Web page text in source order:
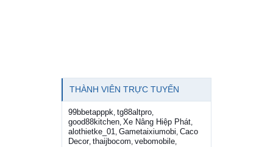
THÀNH VIÊN TRỰC TUYẾN
99bbetapppk tg88altpro
good88kitchen Xe Nâng Hiệp Phát
alothietke_01 Gametaixiumobi Caco
Decor, thaijbocom vebomobile